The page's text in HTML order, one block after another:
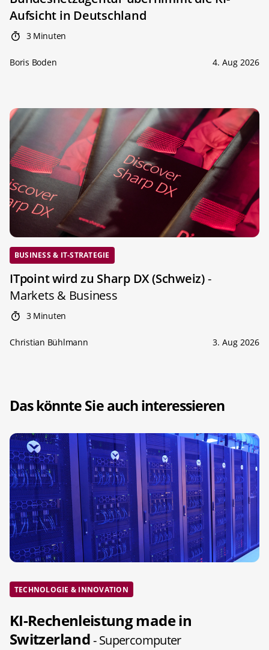
Aufsicht in Deutschland
3 Minuten
Boris Boden 4. Aug 2026
BUSINESS & IT-STRATEGIE
ITpoint wird zu Sharp DX (Schweiz)-
Markets & Business
3 Minuten
Christian Bühlmann 3. Aug 2026
Das könnte Sie auch interessieren
TECHNOLOGIE & INNOVATION
KI-Rechenleistung made in
Switzerland- Supercomputer